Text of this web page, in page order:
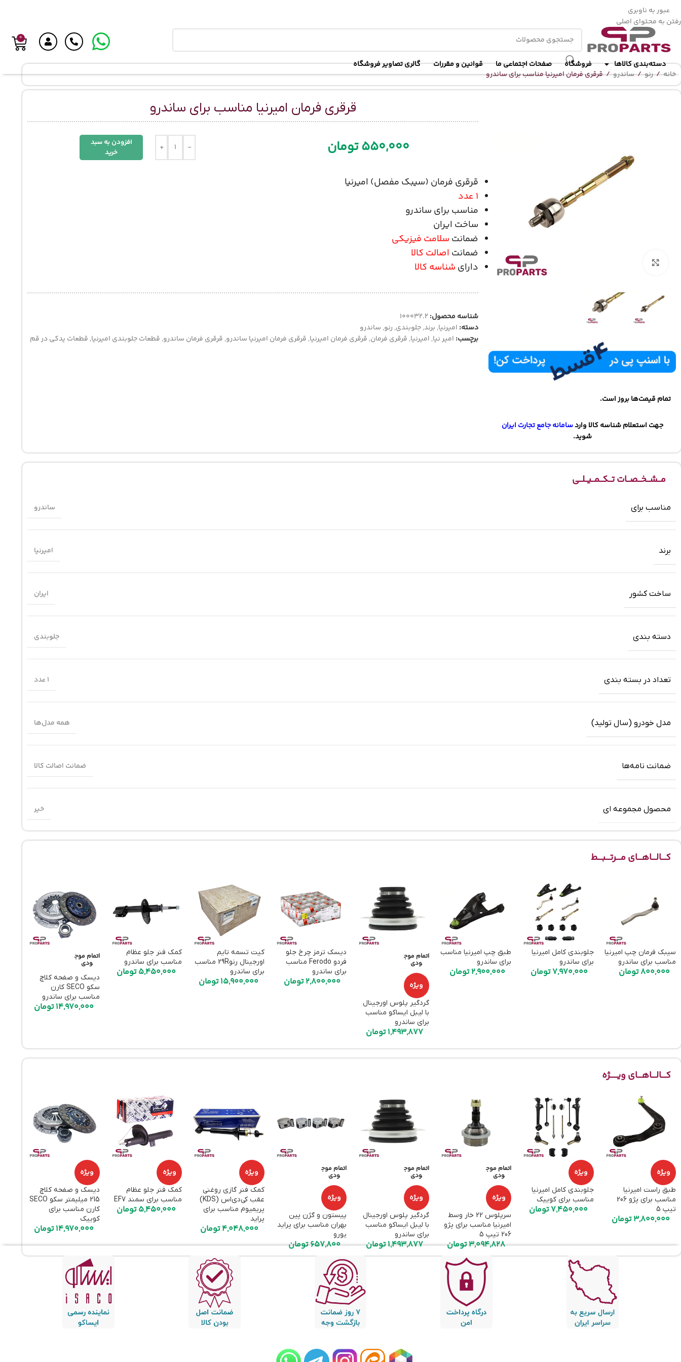
عبور به ناوبری
رفتن به محتوای اصلی
0
دسته‌بندی کالاها فروشگاه صفحات اجتماعی ما قوانین و مقررات
گالری تصاویر فروشگاه
خانه/رنو/ساندرو/قرقری فرمان امیرنیا مناسب برای ساندرو
تمام قیمت‌ها بروز است.
جهت استعلام شناسه کالا واردسامانه جامع تجارت ایران
شوید.
قرقری فرمان امیرنیا مناسب برای ساندرو
550,000تومان -
+
افزودن به سبد
خرید
قرقری فرمان (سیبک مفصل) امیرنیا
1 عدد
مناسب برای ساندرو
ساخت ایران
ضمانت سلامت فیزیکی
ضمانت اصالت کالا
دارای شناسه کالا
شناسه محصول: 100032.2
دسته: امیرنیا, برند,جلوبندی, رنو, ساندرو
برچسب: امیر نیا, امیرنیا, قرقری فرمان, قرقری فرمان امیرنیا, قرقری فرمان امیرنیا ساندرو, قرقری فرمان ساندرو, قطعات جلوبندی امیرنیا, قطعات یدکی در قم
مــشــخــصــات تــکــمــیــلــی
مناسب برای ساندرو
برند امیرنیا
ساخت کشور ایران
دسته بندی جلوبندی
تعداد در بسته بندی 1 عدد
مدل خودرو (سال تولید) همه مدل‌ها
ضمانت‌ نامه‌ها ضمانت اصالت کالا
محصول مجموعه ای خیر
کـــالـــاهـــای مـــرتـــبـــط
سیبک فرمان چپ امیرنیا
مناسب برای ساندرو
800,000تومان
جلوبندی کامل امیرنیا
برای ساندرو
7,970,000تومان
طبق چپ امیرنیا مناسب
برای ساندرو
2,900,000تومان
اتمام موج
ودی
ویژه
گردگیر پلوس اورجینال
با لیبل ایساکو مناسب
برای ساندرو
1,493,877تومان
دیسک ترمز چرخ جلو
فردو Ferodo مناسب
برای ساندرو
2,800,000تومان
کیت تسمه تایم
اورجینال رنو29R مناسب
برای ساندرو
15,900,000تومان
کمک فنر جلو عظام
مناسب برای ساندرو
5,450,000تومان
اتمام موج
ودی
دیسک و صفحه کلاچ
سکو SECO کارن
مناسب برای ساندرو
14,970,000تومان
کـــالـــاهـــای ویـــــژه
ویژه
طبق راست امیرنیا
مناسب برای پژو 206
تیپ 5
3,800,000تومان
ویژه
جلوبندی کامل امیرنیا
مناسب برای کوییک
7,450,000تومان
اتمام موج
ودی
ویژه
سرپلوس 22 خار وسط
امیرنیا مناسب برای پژو
206 تیپ 5
3,094,828تومان
اتمام موج
ودی
ویژه
گردگیر پلوس اورجینال
با لیبل ایساکو مناسب
برای ساندرو
1,493,877تومان
اتمام موج
ودی
ویژه
پیستون و گژن پین
بهران مناسب برای پراید
یورو
657,800تومان
ویژه
کمک فنر گازی روغنی
عقب کی‌دی‌اس (KDS)
پریمیوم مناسب برای
پراید
4,048,000تومان
ویژه
کمک فنر جلو عظام
مناسب برای سمند EF7
5,450,000تومان
ویژه
دیسک و صفحه کلاچ
215 میلیمتر سکو SECO
کارن مناسب برای
کوییک
14,970,000تومان